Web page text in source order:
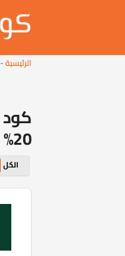
الرئيسية-
20% لكل شئ
الكل